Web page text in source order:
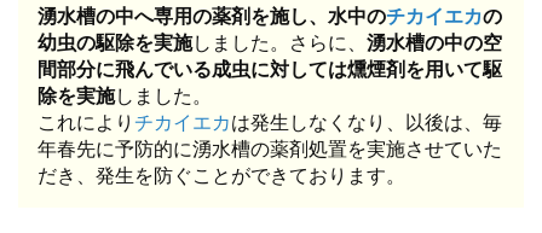
湧水槽の中へ専用の薬剤を施し、水中のチカイエカの
幼虫の駆除を実施しました。さらに、 湧水槽の中の空
間部分に飛んでいる成虫に対しては燻煙剤を用いて駆
除を実施しました。
これによりチカイエカは発生しなくなり、以後は、毎
年春先に予防的に湧水槽の薬剤処置を実施させていた
だき、発生を防ぐことができております。